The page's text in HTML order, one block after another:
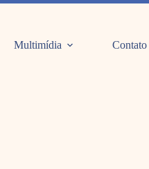
Multimídia Contato